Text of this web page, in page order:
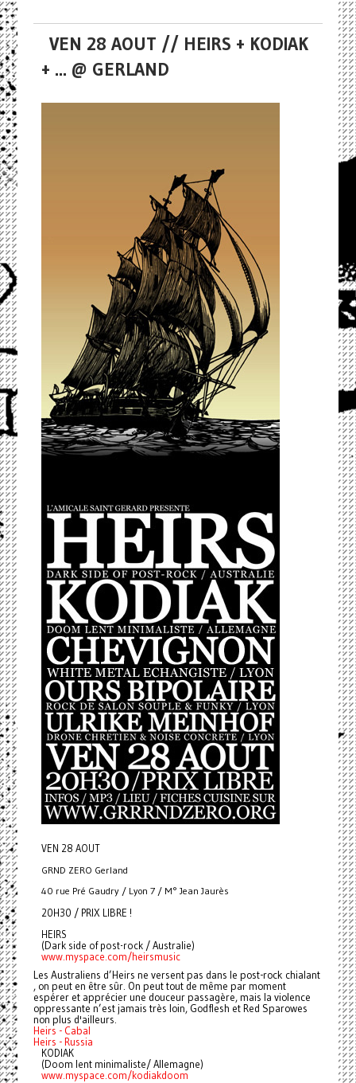
VEN 28 AOUT // HEIRS + KODIAK
+ ... @ GERLAND
VEN 28 AOUT
GRND ZERO Gerland
40 rue Pré Gaudry / Lyon 7 / M° Jean Jaurès
20H30 / PRIX LIBRE !
HEIRS
(Dark side of post-rock / Australie)
www.myspace.com/heirsmusic
Les Australiens d’Heirs ne versent pas dans le post-rock chialant
, on peut en être sûr. On peut tout de même par moment
espérer et apprécier une douceur passagère, mais la violence
oppressante n’est jamais très loin, Godflesh et Red Sparowes
non plus d'ailleurs.
Heirs - Cabal
Heirs - Russia
KODIAK
(Doom lent minimaliste/ Allemagne)
www.myspace.com/kodiakdoom